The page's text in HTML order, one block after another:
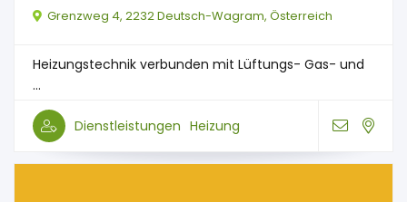
Grenzweg 4, 2232 Deutsch-Wagram, Österreich
Heizungstechnik verbunden mit Lüftungs- Gas- und
...
Dienstleistungen Heizung